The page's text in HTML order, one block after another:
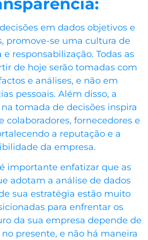
em dados objetivos e
promove-se uma cultura de
responsabilização. Todas as
de hoje serão tomadas com
e análises, e não em
pessoais. Além disso, a
tomada de decisões inspira
colaboradores, fornecedores e
a reputação e a
da empresa.
importante enfatizar que as
adotam a análise de dados
sua estratégia estão muito
para enfrentar os
da sua empresa depende de
presente, e não há maneira